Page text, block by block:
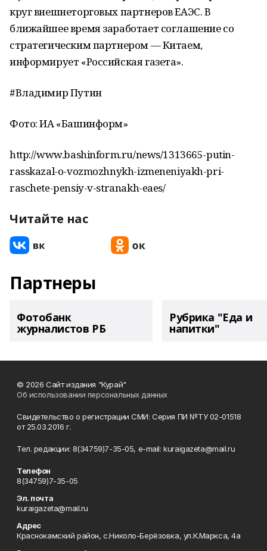
круг внешнеторговых партнеров ЕАЭС. В
ближайшее время заработает соглашение со
стратегическим партнером — Китаем,
информирует «Российская газета».
#Владимир Путин
Фото: ИА «Башинформ»
http://www.bashinform.ru/news/1313665-putin-
rasskazal-o-vozmozhnykh-izmeneniyakh-pri-
raschete-pensiy-v-stranakh-eaes/
Читайте нас
Партнеры
Фотобанк
журналистов РБ
Рубрика "Еда и
напитки"
© 2026 Сайт издания "Курай"
Об использовании персональных данных
Свидетельство о регистрации СМИ: Серия ПИ №ТУ 02-01518
от 25.03.2016 г.
Тел. редакции: 8(34759)7-35-05, e-mail: kuraigazeta@mail.ru
Телефон
8(34759)7-35-05
Эл. почта
kuraigazeta@mail.ru
Адрес
Краснокамский район, с.Николо-Берёзовка, ул.К.Маркса, 4а